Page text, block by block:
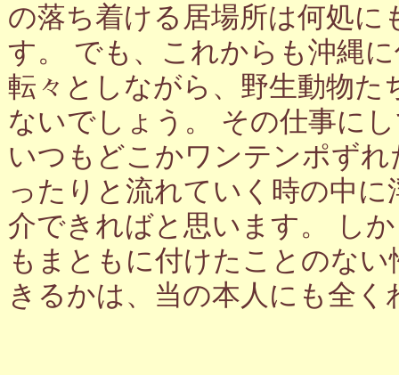
の落ち着ける居場所は何処
す。 でも、これからも沖縄
転々としながら、野生動物
ないでしょう。 その仕事に
いつもどこかワンテンポず
ったりと流れていく時の中
介できればと思います。 し
もまともに付けたことのな
きるかは、当の本人にも全く